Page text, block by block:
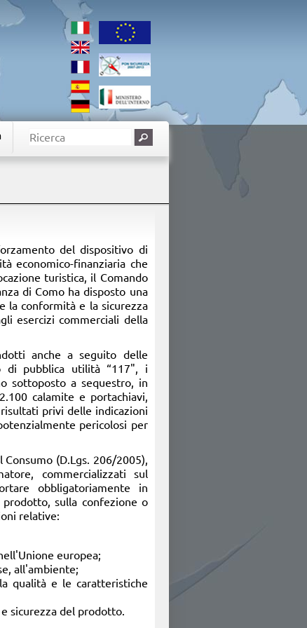
del dispositivo di
economico-finanziaria che
turistica, il Comando
di Como ha disposto una
la conformità e la sicurezza
esercizi commerciali della
anche a seguito delle
di pubblica utilità “117", i
sottoposto a sequestro, in
calamite e portachiavi,
privi delle indicazioni
pericolosi per
(D.Lgs. 206/2005),
commercializzati sul
obbligatoriamente in
sulla confezione o
relative:
europea;
all'ambiente;
qualità e le caratteristiche
sicurezza del prodotto.